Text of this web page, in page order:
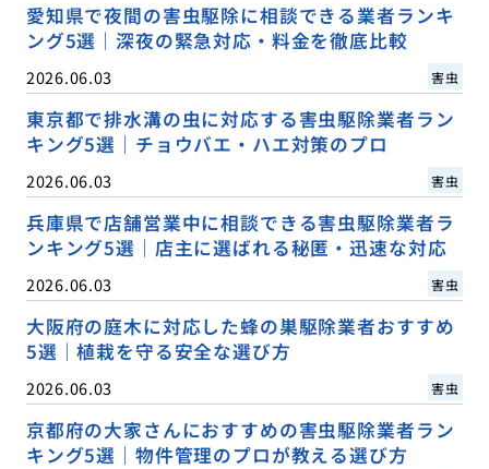
愛知県で夜間の害虫駆除に相談できる業者ランキ
ング5選｜深夜の緊急対応・料金を徹底比較
2026.06.03 害虫
東京都で排水溝の虫に対応する害虫駆除業者ラン
キング5選｜チョウバエ・ハエ対策のプロ
2026.06.03 害虫
兵庫県で店舗営業中に相談できる害虫駆除業者ラ
ンキング5選｜店主に選ばれる秘匿・迅速な対応
2026.06.03 害虫
大阪府の庭木に対応した蜂の巣駆除業者おすすめ
5選｜植栽を守る安全な選び方
2026.06.03 害虫
京都府の大家さんにおすすめの害虫駆除業者ラン
キング5選｜物件管理のプロが教える選び方